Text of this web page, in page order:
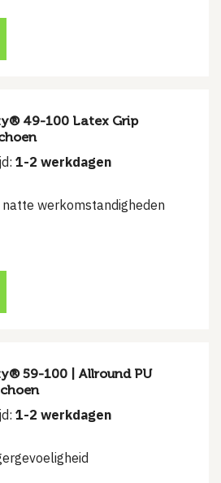
49-100 Latex Grip
1-2 werkdagen
werkomstandigheden
59-100 | Allround PU
1-2 werkdagen